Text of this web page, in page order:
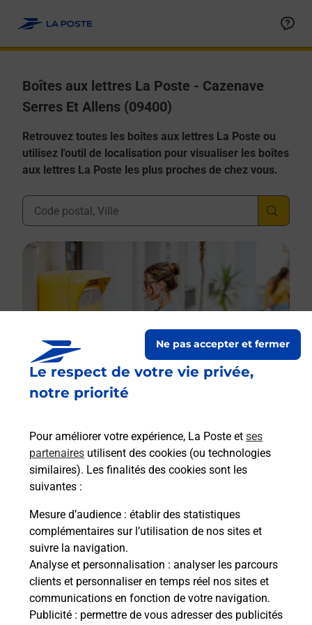
Le respect de votre vie privée,
notre priorité
Pour améliorer votre expérience, La Poste et ses
partenaires utilisent des cookies (ou technologies
similaires). Les finalités des cookies sont les
suivantes :
Mesure d’audience : établir des statistiques
complémentaires sur l’utilisation de nos sites et
suivre la navigation.
Analyse et personnalisation : analyser les parcours
clients et personnaliser en temps réel nos sites et
communications en fonction de votre navigation.
Publicité : permettre de vous adresser des publicités
Ne pas accepter et fermer
Boîtes aux lettres La Poste - Cazenave
Serres Et Allens (09400)
Retrouvez toutes les boîtes aux lettres La Poste ou
utilisez l'outil de localisation pour visualiser les boîtes
aux lettres La Poste les plus proches de chez vous.
Ville, Département, Code Postal
Boîte aux Lettres La Poste
Prochaine collecte du courriervendredi
09h00
Cazenave
09400
Cazenave Serres Et Allens
Itinéraire
Le lien s'ouvre dans un nouvel onglet